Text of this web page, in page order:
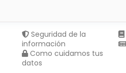
Seguridad de la
información
Como cuidamos tus
datos